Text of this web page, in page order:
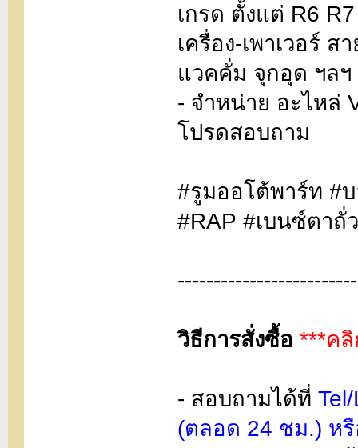
เกรด ตั้งแต่ R6
เครื่อง-เพาเวอร์
แวคคั่ม จุกอุด ฯล
- จำหน่าย อะไหล่
โปรดสอบถาม
#รูมออโต้พาร์ท #
#RAP #เบนซ์ตาถั่
วิธีการสั่งซื้อ ***ค
- สอบถามได้ที่
(ตลอด 24 ชม.) ห